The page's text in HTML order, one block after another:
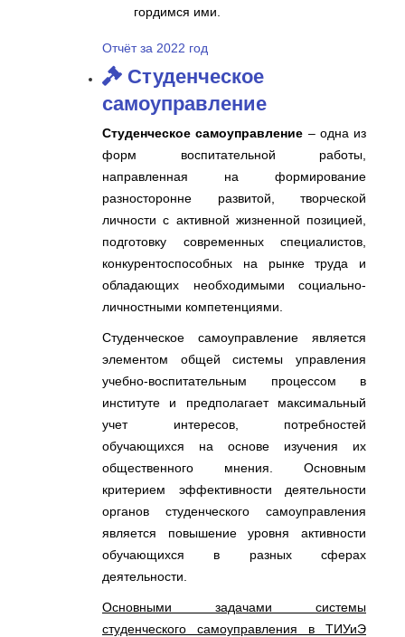
гордимся ими.
Отчёт за 2022 год
Студенческое
самоуправление
Студенческое самоуправление – одна из
форм воспитательной работы,
направленная на формирование
разносторонне развитой, творческой
личности с активной жизненной позицией,
подготовку современных специалистов,
конкурентоспособных на рынке труда и
обладающих необходимыми социально-
личностными компетенциями.
Студенческое самоуправление является
элементом общей системы управления
учебно-воспитательным процессом в
институте и предполагает максимальный
учет интересов, потребностей
обучающихся на основе изучения их
общественного мнения. Основным
критерием эффективности деятельности
органов студенческого самоуправления
является повышение уровня активности
обучающихся в разных сферах
деятельности.
Основными задачами системы
студенческого самоуправления в ТИУиЭ